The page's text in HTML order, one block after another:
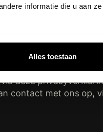
informatie die u aan
Alles toestaan
juli 2020 met
). We zijn
We hebben privacy
oplossing te
deze
contact met ons op,